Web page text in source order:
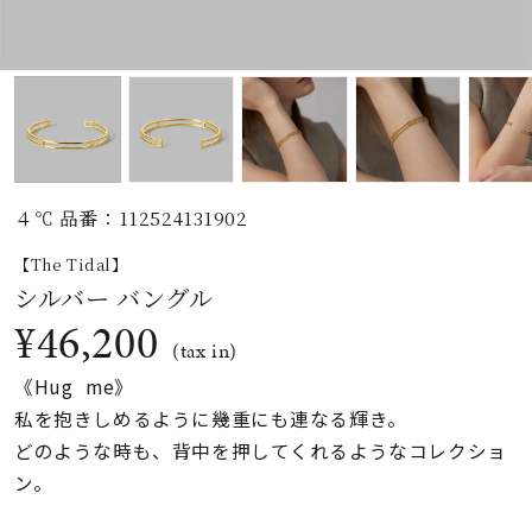
ト
着用シーン
コレクション
４℃ 品番：112524131902
【The Tidal】
シルバー バングル
¥46,200 (tax in)
《Hug me》
私を抱きしめるように幾重にも連なる輝き。
どのような時も、背中を押してくれるようなコレクショ
ン。